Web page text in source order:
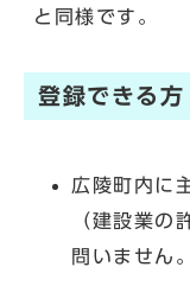
と同様です。
登録できる方
広陵町内に
（建設業の
問いません